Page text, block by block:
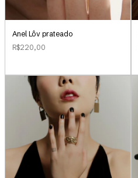
Anel Lôv prateado
R$220,00